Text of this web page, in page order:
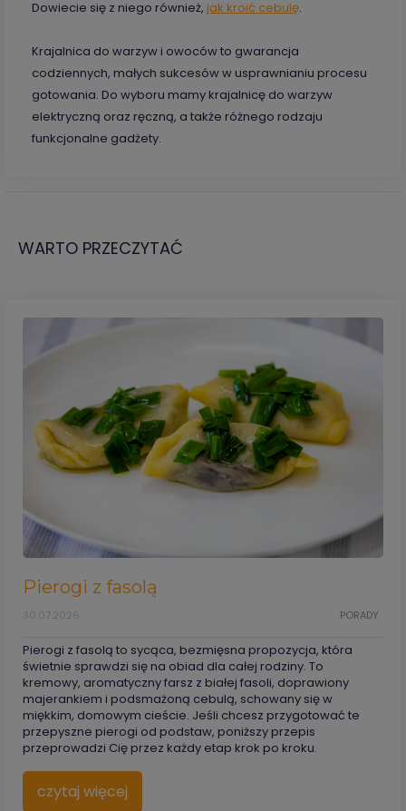
Dowiecie się z niego również, jak kroić cebulę.
Krajalnica do warzyw i owoców to gwarancja
codziennych, małych sukcesów w usprawnianiu procesu
gotowania. Do wyboru mamy krajalnicę do warzyw
elektryczną oraz ręczną, a także różnego rodzaju
funkcjonalne gadżety.
WARTO PRZECZYTAĆ
Pierogi z fasolą
PORADY
30.07.2026
Pierogi z fasolą to sycąca, bezmięsna propozycja, która
świetnie sprawdzi się na obiad dla całej rodziny. To
kremowy, aromatyczny farsz z białej fasoli, doprawiony
majerankiem i podsmażoną cebulą, schowany się w
miękkim, domowym cieście. Jeśli chcesz przygotować te
przepyszne pierogi od podstaw, poniższy przepis
przeprowadzi Cię przez każdy etap krok po kroku.
czytaj więcej